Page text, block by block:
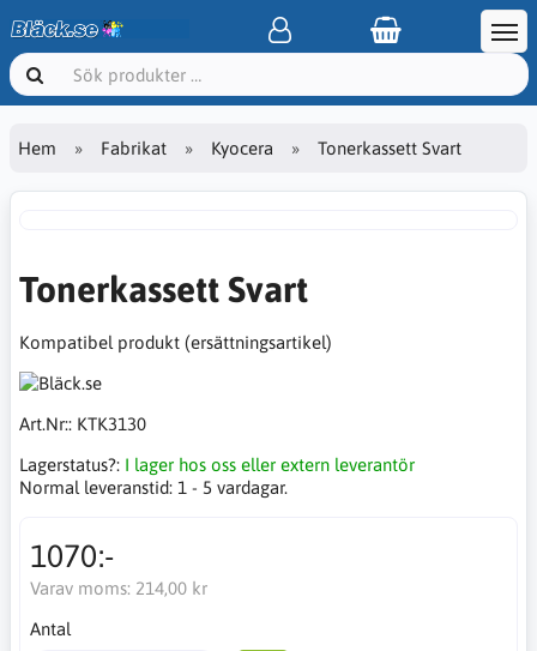
Hem Fabrikat Kyocera Tonerkassett Svart
Tonerkassett Svart
Kompatibel produkt (ersättningsartikel)
Art.Nr:: KTK3130
Lagerstatus?: I lager hos oss eller extern leverantör
Normal leveranstid: 1 - 5 vardagar.
1070:-
Varav moms: 214,00 kr
Antal